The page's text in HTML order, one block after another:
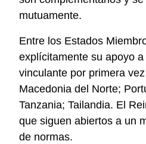
mutuamente.
Entre los Estados
explícitamente su apoyo
vinculante por primera
Macedonia del Norte;
Tanzania; Tailandia. El
que siguen abiertos a un
de normas.